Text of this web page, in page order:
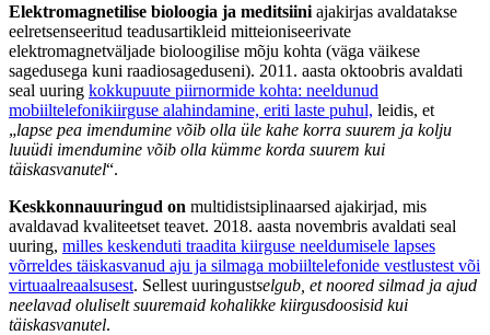
Elektromagnetilise bioloogia ja meditsiini ajakirjas avaldatakse
eelretsenseeritud teadusartikleid mitteioniseerivate
elektromagnetväljade bioloogilise mõju kohta (väga väikese
sagedusega kuni raadiosageduseni). 2011. aasta oktoobris avaldati
seal uuring kokkupuute piirnormide kohta: neeldunud
mobiiltelefonikiirguse alahindamine, eriti laste puhul, leidis, et
„lapse pea imendumine võib olla üle kahe korra suurem ja kolju
luuüdi imendumine võib olla kümme korda suurem kui
täiskasvanutel“.
Keskkonnauuringud on multidistsiplinaarsed ajakirjad, mis
avaldavad kvaliteetset teavet. 2018. aasta novembris avaldati seal
uuring, milles keskenduti traadita kiirguse neeldumisele lapses
võrreldes täiskasvanud aju ja silmaga mobiiltelefonide vestlustest või
virtuaalreaalsusest. Sellest uuringustselgub, et noored silmad ja ajud
neelavad oluliselt suuremaid kohalikke kiirgusdoosisid kui
täiskasvanutel.